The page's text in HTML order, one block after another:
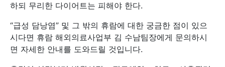
하되 무리한 다이어트는 피해야 한다.
“급성 담낭염” 및 그 밖의 휴람에 대한 궁금한 점이 있으
시다면 휴람 해외의료사업부 김 수남팀장에게 문의하시
면 자세한 안내를 도와드릴 것입니다.